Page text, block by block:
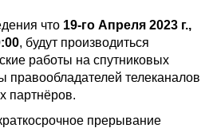
что 19-го Апреля 2023 г.,
, будут производиться
работы на спутниковых
правообладателей телеканалов
партнёров.
прерывание